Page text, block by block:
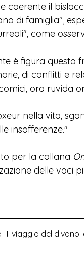
coerente il
di famiglia",
come
è figura questo
di conflitti e
ora ruvida
nella vita,
insofferenze."
per la collana
delle voci
viaggio del